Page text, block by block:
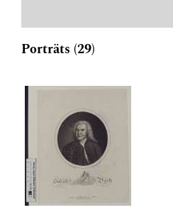
Porträts (29)